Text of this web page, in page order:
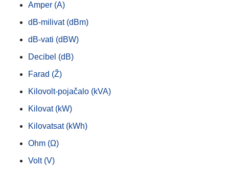
Amper (A)
dB-milivat (dBm)
dB-vati (dBW)
Decibel (dB)
Farad (Ž)
Kilovolt-pojačalo (kVA)
Kilovat (kW)
Kilovatsat (kWh)
Ohm (Ω)
Volt (V)